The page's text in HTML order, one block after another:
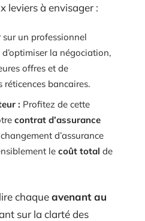
leviers à envisager :
sur un professionnel
la négociation,
offres et de
bancaires.
: Profitez de cette
contrat d’assurance
d’assurance
le coût total de
chaqueavenant au
sur la clarté des